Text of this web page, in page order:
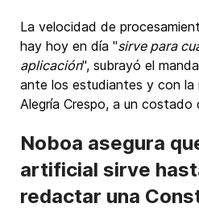
La velocidad de
hay hoy en día "sirve para
aplicación", subrayó el
ante los estudiantes y con la
Alegría Crespo, a un costado
Noboa asegura
artificial sirve
redactar una